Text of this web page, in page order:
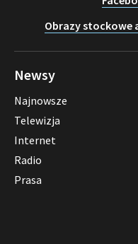
Obrazy
Newsy
Najnowsze
Telewizja
Internet
Radio
Prasa